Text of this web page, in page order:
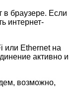
в браузере. Если
интернет-
или Ethernet на
активно и
возможно,